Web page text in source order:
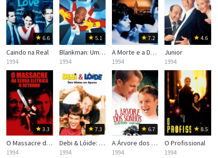
6.6
Caindo na Real
1994
5.1
Blankman: Um Super-Herói Muito Atrapalhado
1994
7.2
A Morte e a Donzela
1994
4.6
Junior
1994
3.3
O Massacre da Serra Elétrica: O Retorno
1994
7.3
Debi & Lóide: Dois Idiotas em Apuros
1994
6.7
A Árvore dos Sonhos
1994
8.5
O Profissional
1994